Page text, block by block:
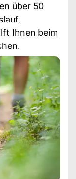
über 50
Ihnen beim